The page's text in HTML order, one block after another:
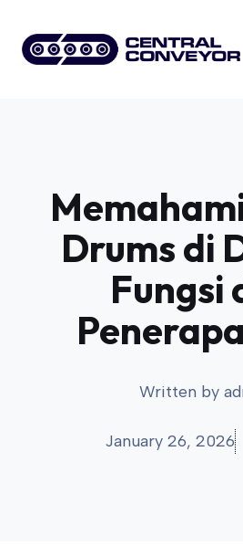
content
Drums di
Fungsi
Written by
January 26, 2026